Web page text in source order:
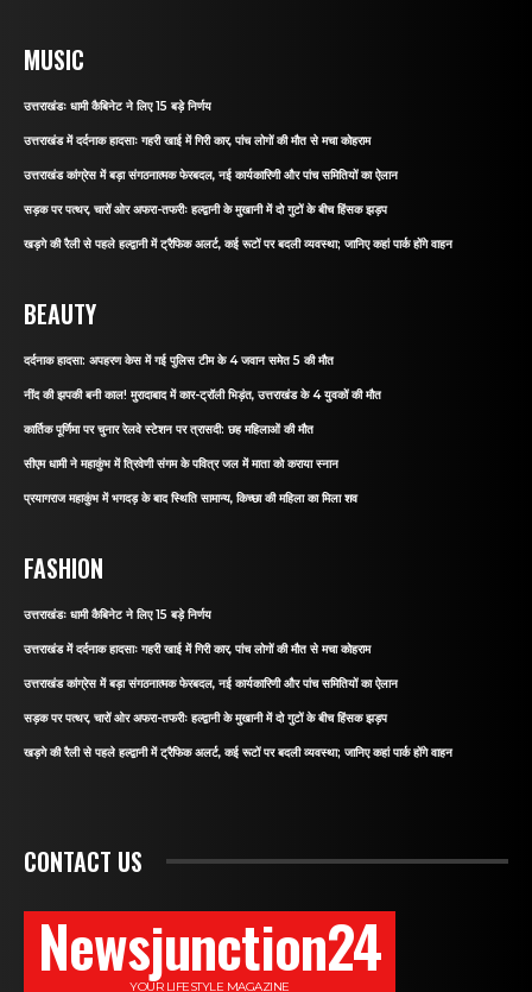
MUSIC
उत्तराखंडः धामी कैबिनेट ने लिए 15 बड़े निर्णय
उत्तराखंड में दर्दनाक हादसाः गहरी खाई में गिरी कार, पांच लोगों की मौत से मचा कोहराम
उत्तराखंड कांग्रेस में बड़ा संगठनात्मक फेरबदल, नई कार्यकारिणी और पांच समितियों का ऐलान
सड़क पर पत्थर, चारों ओर अफरा-तफरीः हल्द्वानी के मुखानी में दो गुटों के बीच हिंसक झड़प
खड़गे की रैली से पहले हल्द्वानी में ट्रैफिक अलर्ट, कई रूटों पर बदली व्यवस्था; जानिए कहां पार्क होंगे वाहन
BEAUTY
दर्दनाक हादसा: अपहरण केस में गई पुलिस टीम के 4 जवान समेत 5 की मौत
नींद की झपकी बनी काल! मुरादाबाद में कार-ट्रॉली भिड़ंत, उत्तराखंड के 4 युवकों की मौत
कार्तिक पूर्णिमा पर चुनार रेलवे स्टेशन पर त्रासदी: छह महिलाओं की मौत
सीएम धामी ने महाकुंभ में त्रिवेणी संगम के पवित्र जल में माता को कराया स्नान
प्रयागराज महाकुंभ में भगदड़ के बाद स्थिति सामान्य, किच्छा की महिला का मिला शव
FASHION
उत्तराखंडः धामी कैबिनेट ने लिए 15 बड़े निर्णय
उत्तराखंड में दर्दनाक हादसाः गहरी खाई में गिरी कार, पांच लोगों की मौत से मचा कोहराम
उत्तराखंड कांग्रेस में बड़ा संगठनात्मक फेरबदल, नई कार्यकारिणी और पांच समितियों का ऐलान
सड़क पर पत्थर, चारों ओर अफरा-तफरीः हल्द्वानी के मुखानी में दो गुटों के बीच हिंसक झड़प
खड़गे की रैली से पहले हल्द्वानी में ट्रैफिक अलर्ट, कई रूटों पर बदली व्यवस्था; जानिए कहां पार्क होंगे वाहन
CONTACT US
Newsjunction24
YOUR LIFESTYLE MAGAZINE